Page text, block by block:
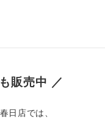
販売中 ／
日店では、